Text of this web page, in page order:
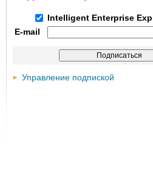
Intelligent Enterprise
E-mail
Управление подпиской